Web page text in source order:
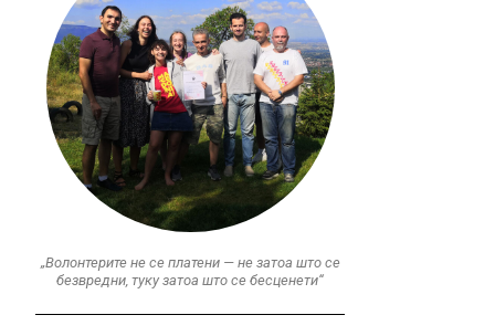
„Волонтерите не се платени — не затоа што се
безвредни, туку затоа што се бесценети“